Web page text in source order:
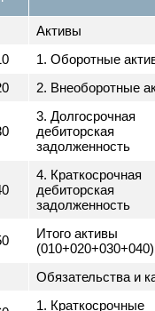
Сведения,
строк
Активы
010 1. Оборотные
2.
3. Долгосрочная
дебиторская